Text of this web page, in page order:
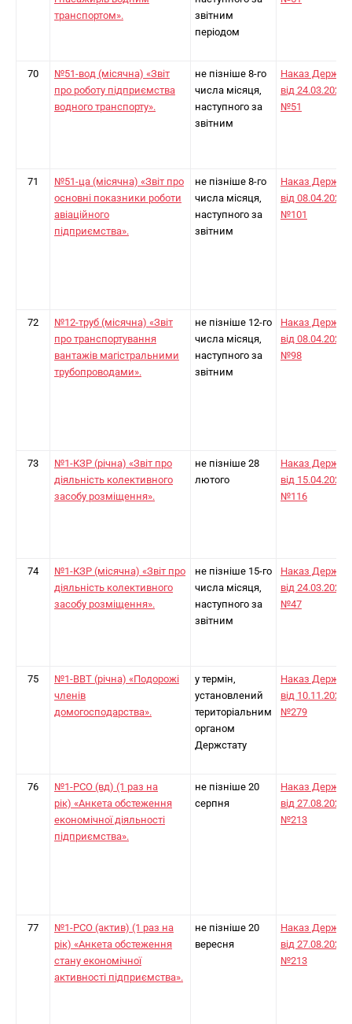
транспортом».
звітним
періодом
70
№51-вод (місячна) «Звіт
про роботу підприємства
водного транспорту».
не пізніше 8-го
числа місяця,
наступного за
звітним
Наказ
від 24.03.2025
№51
71
№51-ца (місячна) «Звіт про
основні показники роботи
авіаційного
підприємства».
не пізніше 8-го
числа місяця,
наступного за
звітним
Наказ
від 08.04.2024
№101
72
№12-труб (місячна) «Звіт
про транспортування
вантажів магістральними
трубопроводами».
не пізніше 12-го
числа місяця,
наступного за
звітним
Наказ
від 08.04.2024
№98
73
№1-КЗР (річна) «Звіт про
діяльність колективного
засобу розміщення».
не пізніше 28
лютого
Наказ
від 15.04.2024
№116
74
№1-КЗР (місячна) «Звіт про
діяльність колективного
засобу розміщення».
не пізніше 15-го
числа місяця,
наступного за
звітним
Наказ
від 24.03.2025
№47
75
№1-ВВТ (річна) «Подорожі
членів
домогосподарства».
у термін,
установлений
територіальним
органом
Держстату
Наказ
від 10.11.2022
№279
76
№1-РСО (вд) (1 раз на
рік) «Анкета обстеження
економічної діяльності
підприємства».
не пізніше 20
серпня
Наказ
від 27.08.2024
№213
77
№1-РСО (актив) (1 раз на
рік) «Анкета обстеження
стану економічної
активності підприємства».
не пізніше 20
вересня
Наказ
від 27.08.2024
№213